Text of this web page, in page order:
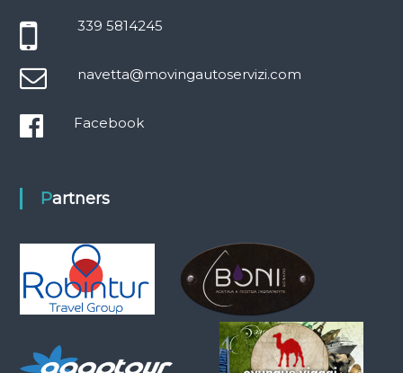
339 5814245
navetta@movingautoservizi.com
Facebook
Partners